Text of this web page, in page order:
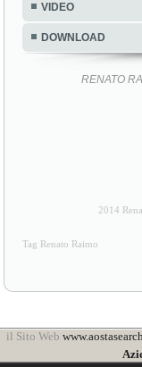
VIDEO
DOWNLOAD
RENATO
2014
Tag Renato Raimo
il Sito Web